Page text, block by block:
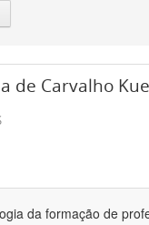
de Carvalho
da formação de